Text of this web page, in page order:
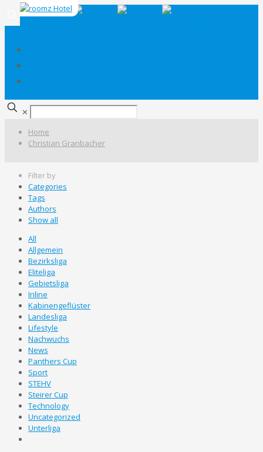
✕
Home
Christian Granbacher
Filter by
Categories
Tags
Authors
Show all
All
Allgemein
Bezirksliga
Eliteliga
Gebietsliga
Inline
Kabinengeflüster
Landesliga
Lifestyle
Nachwuchs
News
Panthers Cup
Sport
STEHV
Steirer Cup
Technology
Uncategorized
Unterliga